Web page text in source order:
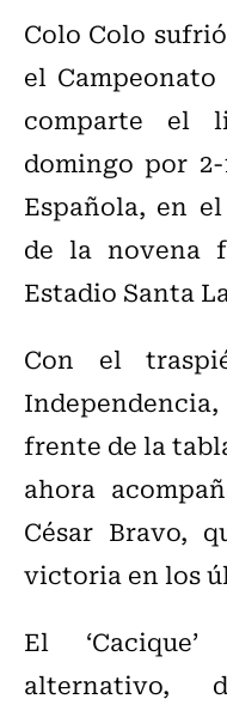
Colo Colo
el
comparte el
domingo por
Española, en
de la novena
Estadio Santa
Con el
frente de la
ahora
César Bravo,
victoria en los
El
alternativo,